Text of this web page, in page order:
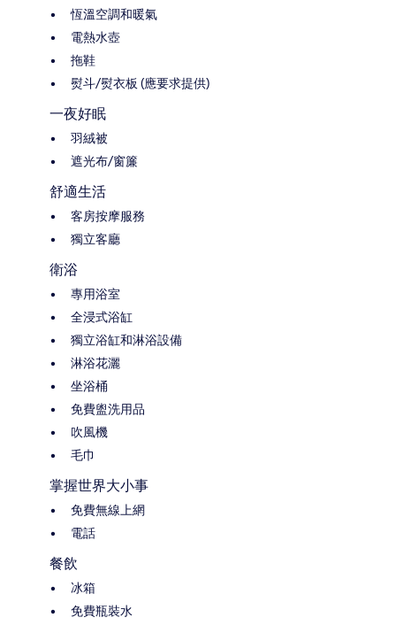
恆溫空調和暖氣
電熱水壺
拖鞋
熨斗/熨衣板 (應要求提供)
一夜好眠
羽絨被
遮光布/窗簾
舒適生活
客房按摩服務
獨立客廳
衛浴
專用浴室
全浸式浴缸
獨立浴缸和淋浴設備
淋浴花灑
坐浴桶
免費盥洗用品
吹風機
毛巾
掌握世界大小事
免費無線上網
電話
餐飲
冰箱
免費瓶裝水